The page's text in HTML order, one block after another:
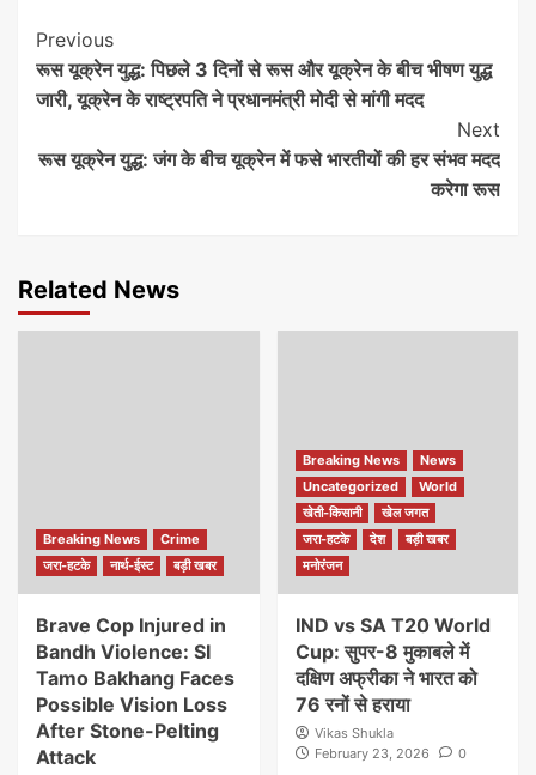
Continue
Reading
Previous
रूस यूक्रेन युद्ध: पिछले 3 दिनों से रूस और यूक्रेन के बीच भीषण युद्ध
जारी, यूक्रेन के राष्ट्रपति ने प्रधानमंत्री मोदी से मांगी मदद
Next
रूस यूक्रेन युद्ध: जंग के बीच यूक्रेन में फसे भारतीयों की हर संभव मदद
करेगा रूस
Related News
Breaking News
Crime
जरा-हटके
नार्थ-ईस्ट बड़ी खबर
Brave Cop Injured in
Bandh Violence: SI
Tamo Bakhang Faces
Possible Vision Loss
After Stone-Pelting
Attack
Breaking News
News
Uncategorized
World
खेती-किसानी
खेल जगत
जरा-हटके
देश
बड़ी खबर
मनोरंजन
IND vs SA T20 World
Cup: सुपर-8 मुकाबले में
दक्षिण अफ्रीका ने भारत को
76 रनों से हराया
Vikas Shukla
February 23, 2026
0